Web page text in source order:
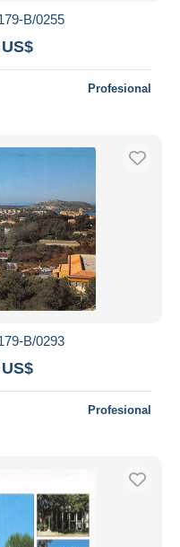
B/0255
Profesional
B/0293
Profesional